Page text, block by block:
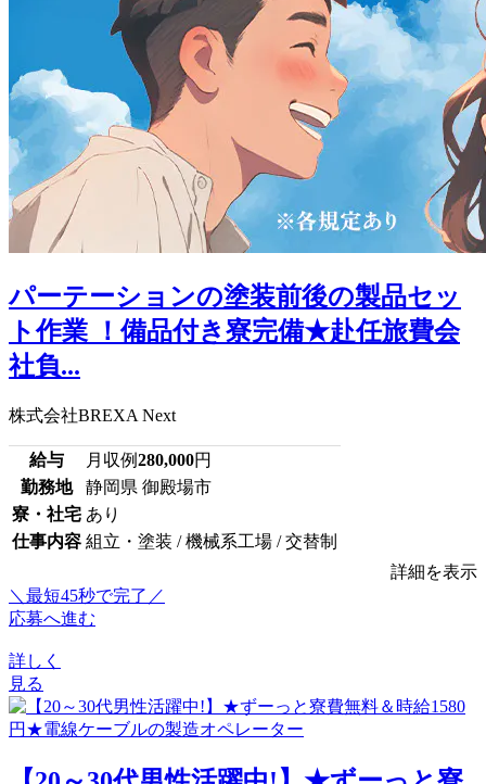
パーテーションの塗装前後の製品セッ
ト作業 ！備品付き寮完備★赴任旅費会
社負...
株式会社BREXA Next
給与 月収例280,000円
勤務地
静岡県 御殿場市
寮・社宅 あり
仕事内容 組立・塗装 / 機械系工場 / 交替制
詳細を表示
＼最短45秒で完了／
応募へ進む
詳しく
見る